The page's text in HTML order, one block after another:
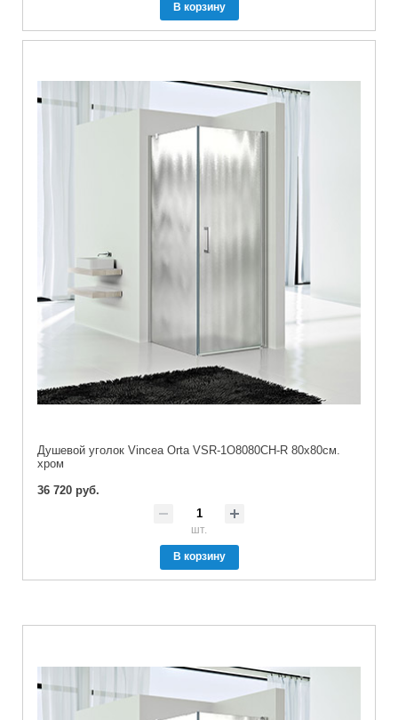
В корзину
Душевой уголок Vincea Orta VSR-1O8080CH-R 80х80см.
хром
36 720 руб.
шт.
В корзину